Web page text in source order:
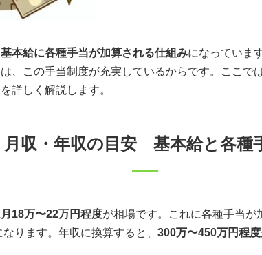
基本給に各種手当が加算される仕組みになっていま
、この手当制度が充実しているからです。ここで
詳しく解説します。
月収・年収の目安 基本給と各種
18万〜22万円程度が相場です。これに各種手当が
ります。年収に換算すると、 300万〜450万円程度